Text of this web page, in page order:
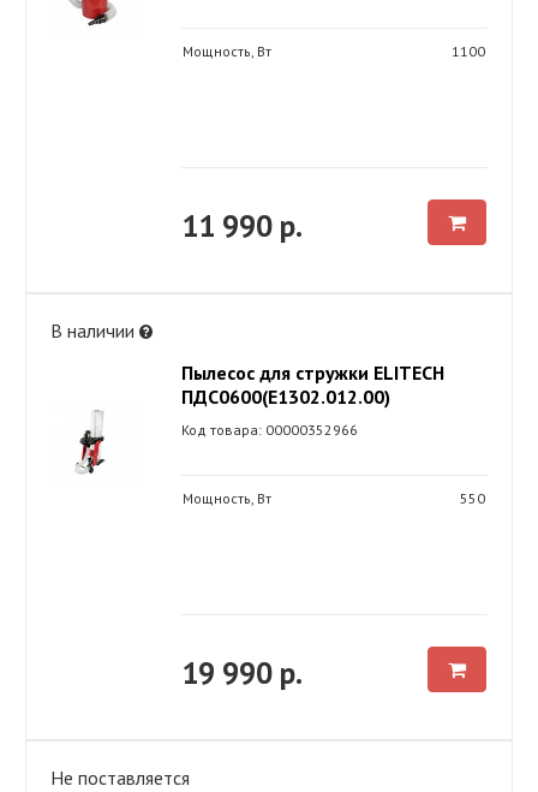
Мощность, Вт 1100
11 990 р.
В наличии
Пылесос для стружки ELITECH
ПДС0600(E1302.012.00)
Код товара: 00000352966
Мощность, Вт 550
19 990 р.
Не поставляется